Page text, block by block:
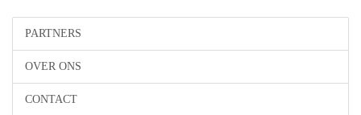
PARTNERS
OVER ONS
CONTACT